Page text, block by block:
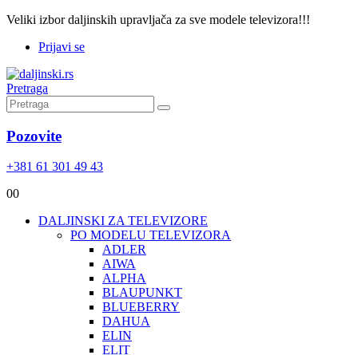
Veliki izbor daljinskih upravljača za sve modele televizora!!!
Prijavi se
Pretraga
Pozovite
+381 61 301 49 43
00
DALJINSKI ZA TELEVIZORE
PO MODELU TELEVIZORA
ADLER
AIWA
ALPHA
BLAUPUNKT
BLUEBERRY
DAHUA
ELIN
ELIT